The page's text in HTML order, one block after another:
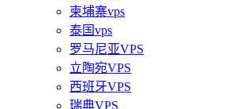
柬埔寨vps
泰国vps
罗马尼亚VPS
立陶宛VPS
西班牙VPS
瑞典VPS